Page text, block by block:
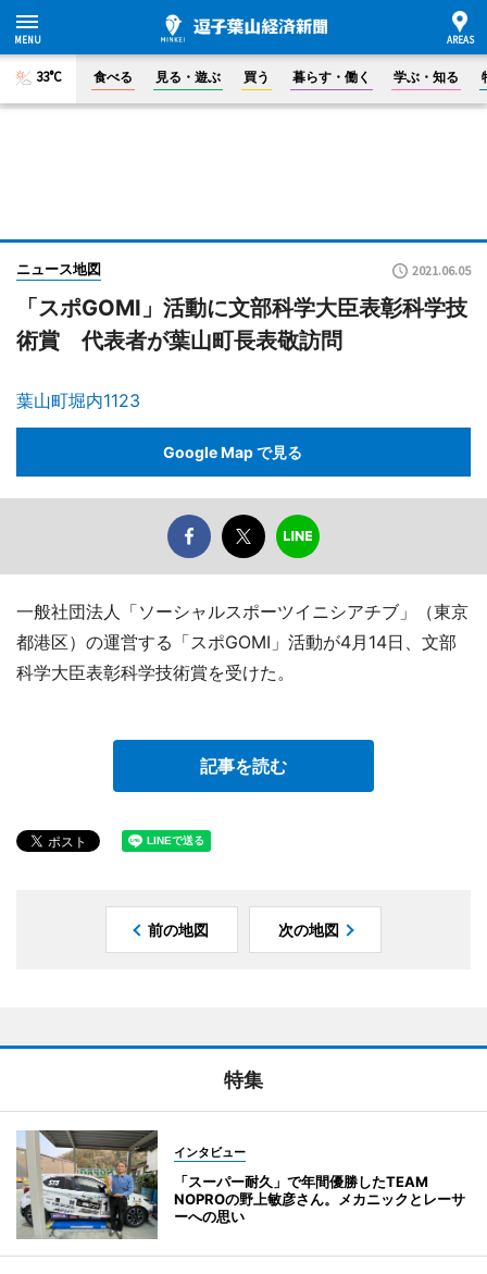
33°C 食べる 見る・遊ぶ 買う 暮らす・働く 学ぶ・知る
ニュース地図 2021.06.05
「スポGOMI」活動に文部科学大臣表彰科学技
術賞 代表者が葉山町長表敬訪問
葉山町堀内1123
Google Map で見る
一般社団法人「ソーシャルスポーツイニシアチブ」（東京
都港区）の運営する「スポGOMI」活動が4月14日、文部
科学大臣表彰科学技術賞を受けた。
記事を読む
前の地図 次の地図
特集
インタビュー
「スーパー耐久」で年間優勝したTEAM
NOPROの野上敏彦さん。メカニックとレーサ
ーへの思い